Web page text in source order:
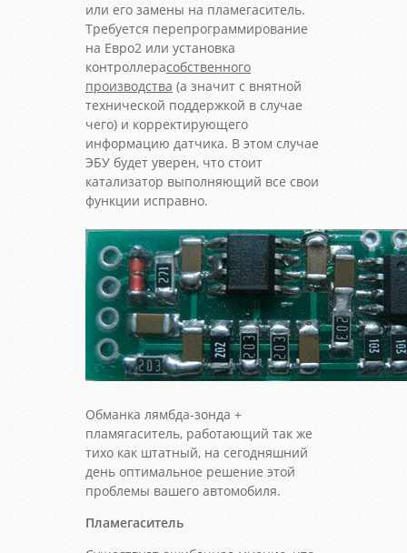
или его замены на пламегаситель.
Требуется перепрограммирование
на Евро2 или установка
контроллерасобственного
производства (а значит с внятной
технической поддержкой в случае
чего) и корректирующего
информацию датчика. В этом случае
ЭБУ будет уверен, что стоит
катализатор выполняющий все свои
функции исправно.
Обманка лямбда-зонда +
пламягаситель, работающий так же
тихо как штатный, на сегодняшний
день оптимальное решение этой
проблемы вашего автомобиля.
Пламегаситель